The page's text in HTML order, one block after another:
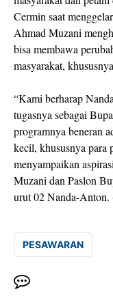
Cermin saat
Ahmad Muzani
bisa membawa
masyarakat,
“Kami berharap
tugasnya sebagai
programnya beneran
kecil, khususnya para
menyampaikan
Muzani dan Paslon
urut 02 Nanda-Anton.
PESAWARAN